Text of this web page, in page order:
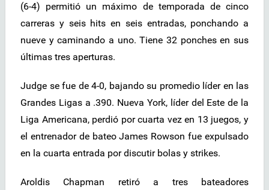
(6-4) permitió un máximo de temporada de cinco
carreras y seis hits en seis entradas, ponchando a
nueve y caminando a uno. Tiene 32 ponches en sus
últimas tres aperturas.
Judge se fue de 4-0, bajando su promedio líder en las
Grandes Ligas a .390. Nueva York, líder del Este de la
Liga Americana, perdió por cuarta vez en 13 juegos, y
el entrenador de bateo James Rowson fue expulsado
en la cuarta entrada por discutir bolas y strikes.
Aroldis Chapman retiró a tres bateadores